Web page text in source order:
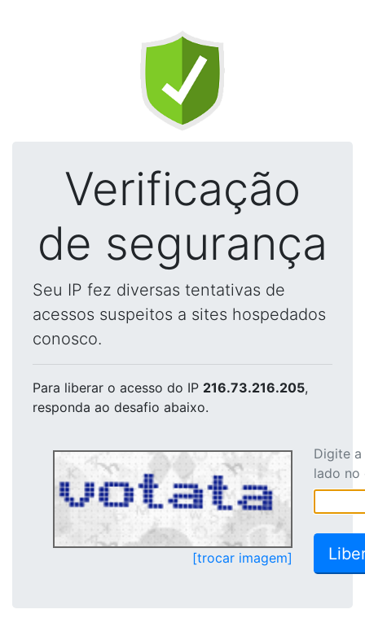
Verificação
de segurança
Seu IP fez diversas tentativas de
acessos suspeitos a sites hospedados
conosco.
Para liberar o acesso do IP 216.73.216.205,
responda ao desafio abaixo.
[trocar imagem]
Digite
lado no